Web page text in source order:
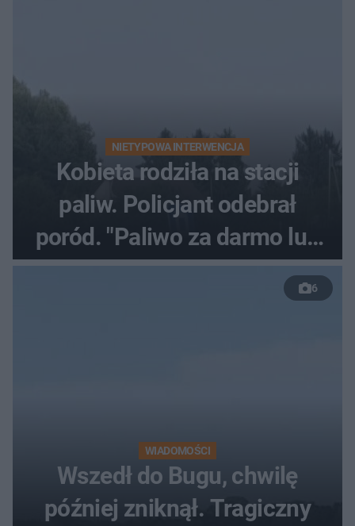
NIETYPOWA INTERWENCJA
Kobieta rodziła na stacji
paliw. Policjant odebrał
poród. "Paliwo za darmo lub
50 %!"
6
WIADOMOŚCI
Wszedł do Bugu, chwilę
później zniknął. Tragiczny